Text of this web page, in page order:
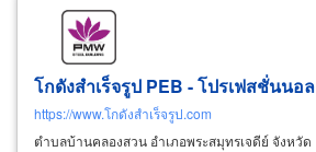
โกดังสำเร็จรูป PEB - โปรเฟสชั่นนอล
https://www.โกดังสำเร็จรูป.com
ตำบลบ้านคลองสวน อำเภอพระสมุทรเจดีย์ จังหวัด